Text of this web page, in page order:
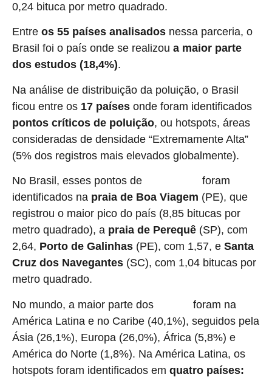
0,24 bituca por metro quadrado.
Entre os 55 países analisados nessa parceria, o
Brasil foi o país onde se realizou a maior parte
dos estudos (18,4%).
Na análise de distribuição da poluição, o Brasil
ficou entre os 17 países onde foram identificados
pontos críticos de poluição, ou hotspots, áreas
consideradas de densidade “Extremamente Alta”
(5% dos registros mais elevados globalmente).
No Brasil, esses pontos de
foram
identificados na praia de Boa Viagem (PE), que
registrou o maior pico do país (8,85 bitucas por
metro quadrado), a praia de Perequê (SP), com
2,64, Porto de Galinhas (PE), com 1,57, e Santa
Cruz dos Navegantes (SC), com 1,04 bitucas por
metro quadrado.
No mundo, a maior parte dos
foram na
América Latina e no Caribe (40,1%), seguidos pela
Ásia (26,1%), Europa (26,0%), África (5,8%) e
América do Norte (1,8%). Na América Latina, os
hotspots foram identificados em quatro países: